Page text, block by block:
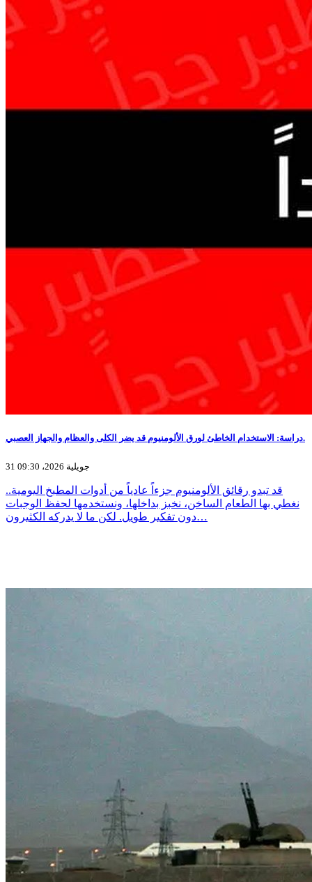
دراسة: الاستخدام الخاطئ لورق الألومنيوم قد يضر الكلى والعظام والجهاز العصبي.
31 جويلية 2026، 09:30
قد تبدو رقائق الألومنيوم جزءاً عادياً من أدوات المطبخ اليومية..
نغطي بها الطعام الساخن، نخبز بداخلها، ونستخدمها لحفظ الوجبات
دون تفكير طويل. لكن ما لا يدركه الكثيرون…